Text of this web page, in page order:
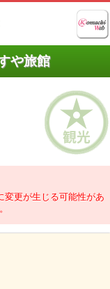
や旅館
更が生じる可能性があ